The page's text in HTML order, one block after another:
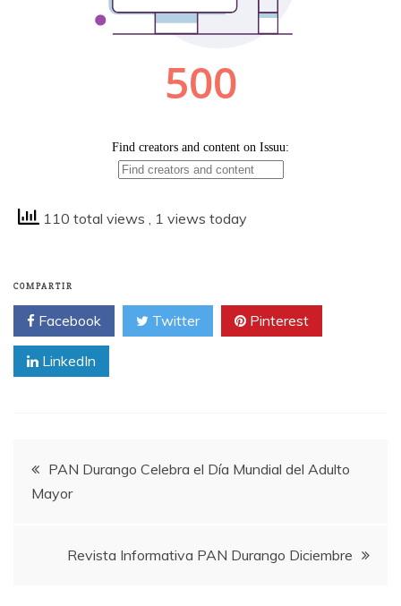
110 total views , 1 views today
COMPARTIR
Facebook Twitter Pinterest
LinkedIn
PAN Durango Celebra el Día Mundial del Adulto
Mayor
Revista Informativa PAN Durango Diciembre